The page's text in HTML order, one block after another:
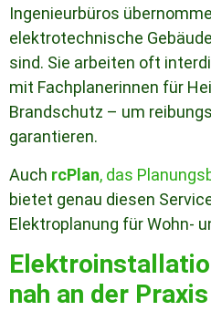
Ingenieurbüros
elektrotechnische
sind. Sie arbeiten oft
mit Fachplanerinnen für
Brandschutz – um
garantieren.
Auch rcPlan, das
bietet genau diesen
Elektroplanung für Wohn-
nah an der Praxis